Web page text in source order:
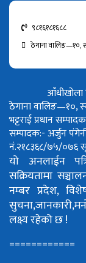
९८१६१८१६८८
ठेगाना वालिङ—१०,
आँधीखोला
ठेगाना वालिङ—१०,
भट्टराईप्रधान
सम्पादक:- अर्जुन
नं.२१८३६८/७५/०७६
यो अनलाईन
सक्रियतामा
नम्बर प्रदेश,
लक्ष्य रहेको छ !
============